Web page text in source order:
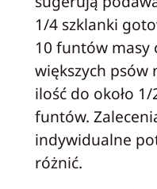
1/4 szklanki
10 funtów masy
większych psów
ilość do około
funtów.
indywidualne
różnić.